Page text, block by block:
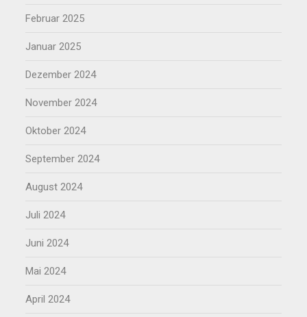
Februar 2025
Januar 2025
Dezember 2024
November 2024
Oktober 2024
September 2024
August 2024
Juli 2024
Juni 2024
Mai 2024
April 2024